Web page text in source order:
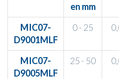
en mm
MIC07-
D9001MLF
0 - 25
MIC07-
D9005MLF
25 - 50